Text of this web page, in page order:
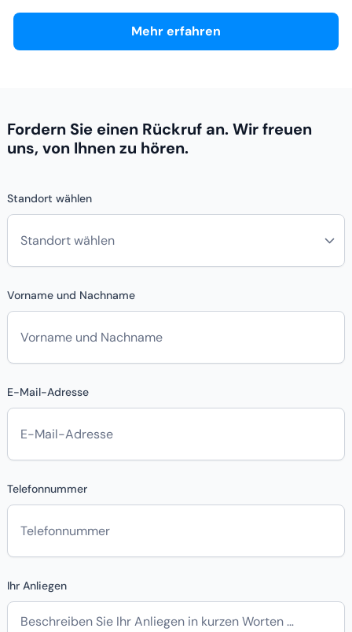
Mehr erfahren
Fordern Sie einen Rückruf an. Wir freuen
uns, von Ihnen zu hören.
Standort wählen
Vorname und Nachname
E-Mail-Adresse
Telefonnummer
Ihr Anliegen